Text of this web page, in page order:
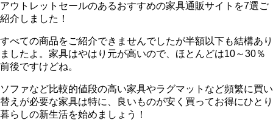
アウトレットセールのあるおすすめの家具通販サイトを7選ご
紹介しました！
すべての商品をご紹介できませんでしたが半額以下も結構あり
ましたよ。家具はやはり元が高いので、ほとんどは10～30％
前後ですけどね。
ソファなど比較的値段の高い家具やラグマットなど頻繁に買い
替えが必要な家具は特に、良いものが安く買ってお得にひとり
暮らしの新生活を始めましょう！